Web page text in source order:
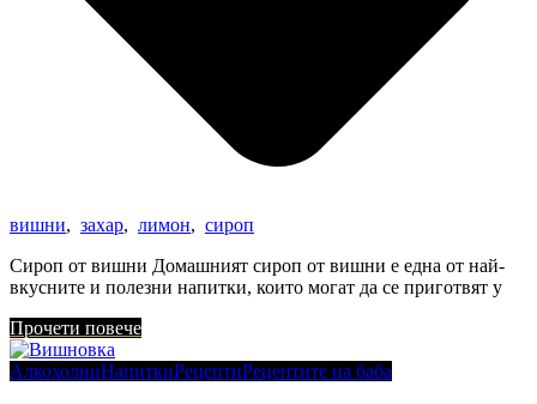
вишни, захар, лимон, сироп
Сироп от вишни Домашният сироп от вишни е една от най-
вкусните и полезни напитки, които могат да се приготвят у
Прочети повече
АлкохолниНапиткиРецептиРецептите на баба